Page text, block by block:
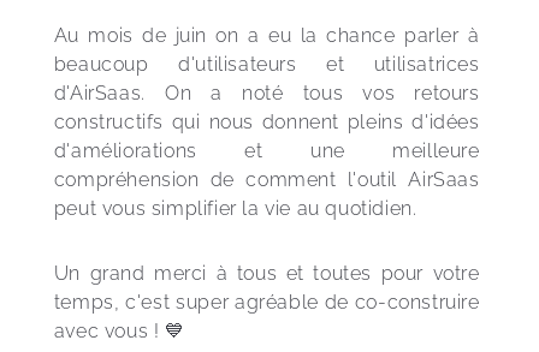
Au mois de juin on a eu la chance parler à
beaucoup d'utilisateurs et utilisatrices
d'AirSaas. On a noté tous vos retours
constructifs qui nous donnent pleins d'idées
d'améliorations et une meilleure
compréhension de comment l'outil AirSaas
peut vous simplifier la vie au quotidien.
Un grand merci à tous et toutes pour votre
temps, c'est super agréable de co-construire
avec vous ! 💙